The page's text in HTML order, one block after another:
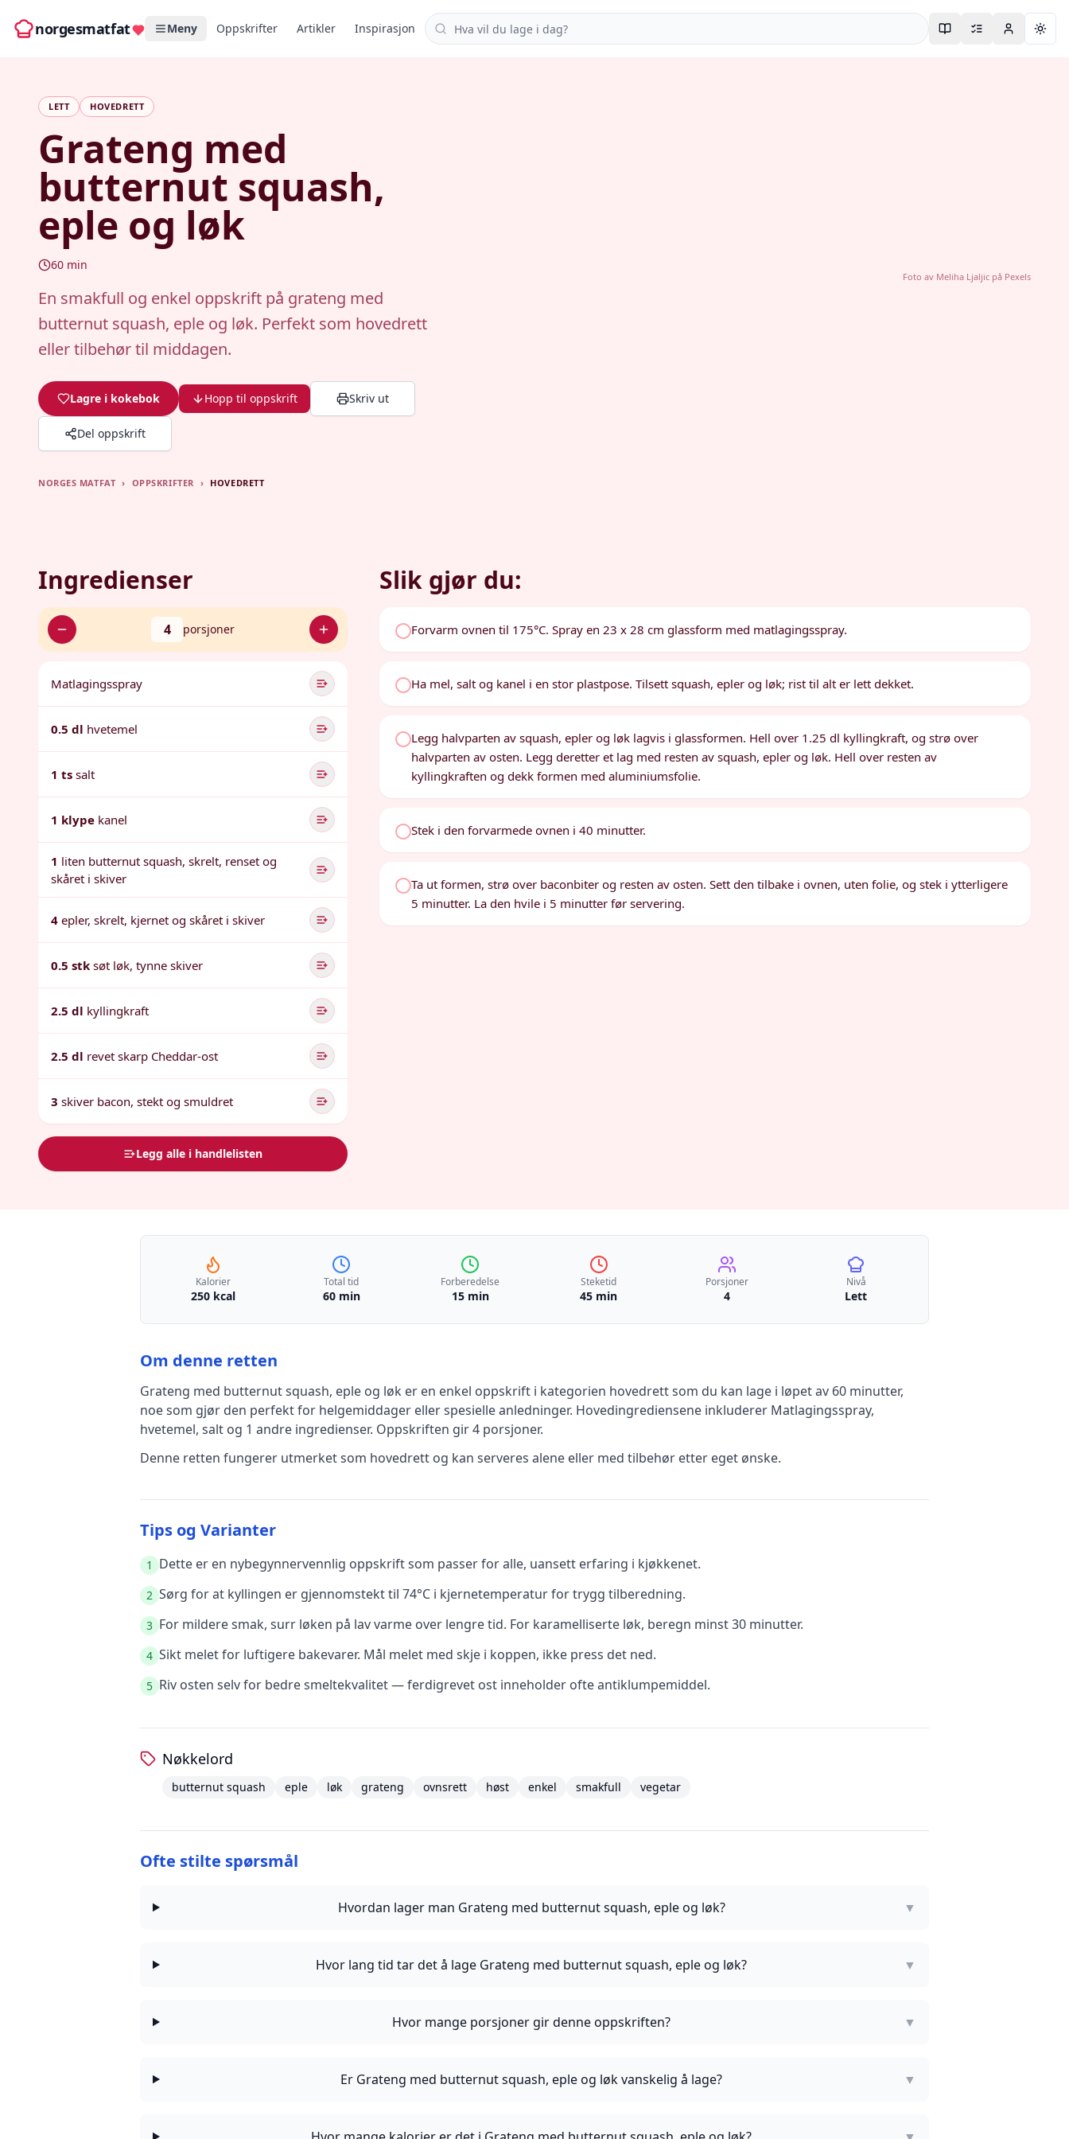
norgesmatfat Meny Oppskrifter Artikler Inspirasjon Søk i oppskrifter
LETT HOVEDRETT
Grateng med
butternut squash,
eple og løk
60 min
En smakfull og enkel oppskrift på grateng med
butternut squash, eple og løk. Perfekt som hovedrett
eller tilbehør til middagen.
Lagre i kokebok Hopp til oppskrift Skriv ut
Del oppskrift
Foto av Meliha Ljaljicpå Pexels
NORGES MATFAT › OPPSKRIFTER › HOVEDRETT
Ingredienser
4 porsjoner
Matlagingsspray
0.5 dl hvetemel
1 ts salt
1 klype kanel
1 liten butternut squash, skrelt, renset og
skåret i skiver
4 epler, skrelt, kjernet og skåret i skiver
0.5 stk søt løk, tynne skiver
2.5 dl kyllingkraft
2.5 dl revet skarp Cheddar-ost
3 skiver bacon, stekt og smuldret
Legg alle i handlelisten
Slik gjør du:
Forvarm ovnen til 175°C. Spray en 23 x 28 cm glassform med matlagingsspray.
Ha mel, salt og kanel i en stor plastpose. Tilsett squash, epler og løk; rist til alt er lett dekket.
Legg halvparten av squash, epler og løk lagvis i glassformen. Hell over 1.25 dl kyllingkraft, og strø over
halvparten av osten. Legg deretter et lag med resten av squash, epler og løk. Hell over resten av
kyllingkraften og dekk formen med aluminiumsfolie.
Stek i den forvarmede ovnen i 40 minutter.
Ta ut formen, strø over baconbiter og resten av osten. Sett den tilbake i ovnen, uten folie, og stek i ytterligere
5 minutter. La den hvile i 5 minutter før servering.
Kalorier
250 kcal
Total tid
60 min
Forberedelse
15 min
Steketid
45 min
Porsjoner
4
Nivå
Lett
Om denne retten
Grateng med butternut squash, eple og løk er en enkel oppskrift i kategorien hovedrettsom du kan lage i løpet av 60 minutter,
noe som gjør den perfekt for helgemiddager eller spesielle anledninger. Hovedingrediensene inkluderer Matlagingsspray,
hvetemel, salt og 1 andre ingredienser. Oppskriften gir4 porsjoner.
Denne retten fungerer utmerket som hovedrett og kan serveres alene eller med tilbehør etter eget ønske.
Tips og Varianter
1 Dette er en nybegynnervennlig oppskrift som passer for alle, uansett erfaring i kjøkkenet.
2 Sørg for at kyllingen er gjennomstekt til 74°C i kjernetemperatur for trygg tilberedning.
3 For mildere smak, surr løken på lav varme over lengre tid. For karamelliserte løk, beregn minst 30 minutter.
4 Sikt melet for luftigere bakevarer. Mål melet med skje i koppen, ikke press det ned.
5 Riv osten selv for bedre smeltekvalitet — ferdigrevet ost inneholder ofte antiklumpemiddel.
Nøkkelord
butternut squash eple løk grateng ovnsrett høst enkel smakfull vegetar
Ofte stilte spørsmål
Hvordan lager man Grateng med butternut squash, eple og løk? ▼
Hvor lang tid tar det å lage Grateng med butternut squash, eple og løk? ▼
Hvor mange porsjoner gir denne oppskriften? ▼
Er Grateng med butternut squash, eple og løk vanskelig å lage? ▼